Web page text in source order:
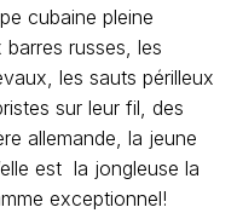
cubaine pleine
russes, les
les sauts périlleux
sur leur fil, des
allemande, la jeune
est la jongleuse la
exceptionnel!